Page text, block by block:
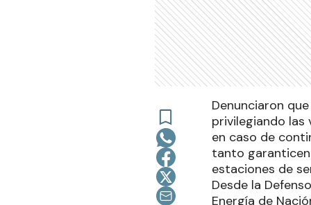
Denunciaron
privilegiando las
en caso de
tanto
estaciones de
Desde la
Energía de